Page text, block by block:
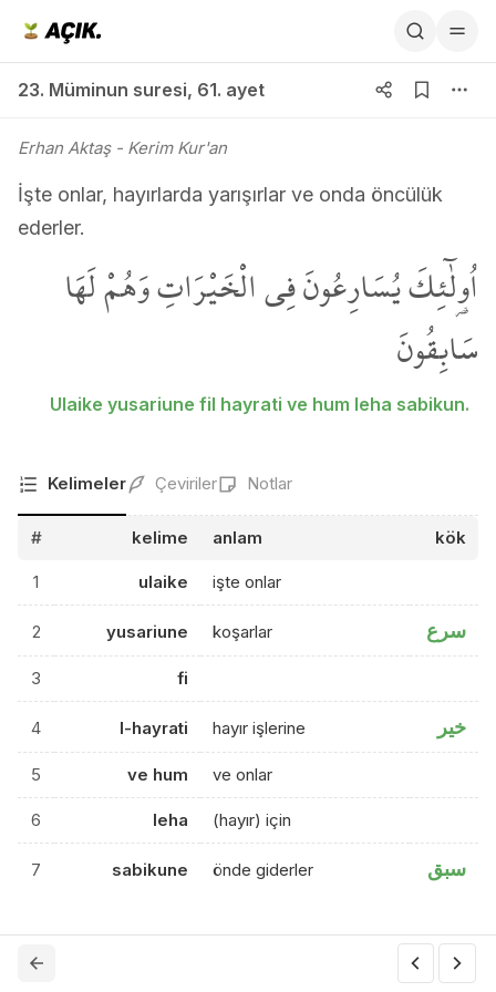
23. Müminun suresi, 61. ayet
Erhan Aktaş- Kerim Kur'an
İşte onlar, hayırlarda yarışırlar ve onda öncülük
ederler.
اُو۬لٰٓئِكَ يُسَارِعُونَ فِي الْخَيْرَاتِ وَهُمْ لَهَا
سَابِقُونَ
Ulaike yusariune fil hayrati ve hum leha sabikun.
Kelimeler Çeviriler Notlar
# kelime anlam kök
1 ulaike işte onlar
2 yusariune koşarlar سرع
3 fi
4 l-hayrati hayır işlerine خير
5 ve hum ve onlar
6 leha (hayır) için
7 sabikune önde giderler سبق